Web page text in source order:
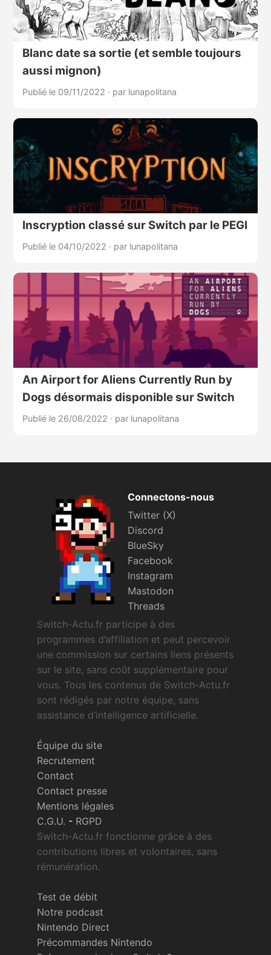
Blanc date sa sortie (et semble toujours
aussi mignon)
Publié le 09/11/2022 · par lunapolitana
Inscryption classé sur Switch par le PEGI
Publié le 04/10/2022 · par lunapolitana
An Airport for Aliens Currently Run by
Dogs désormais disponible sur Switch
Publié le 26/08/2022 · par lunapolitana
Connectons-nous
Twitter (X)
Discord
BlueSky
Facebook
Instagram
Mastodon
Threads
Switch-Actu.fr participe à des
programmes d’affiliation et peut percevoir
une commission sur certains liens présents
sur le site, sans coût supplémentaire pour
vous. Tous les contenus de Switch-Actu.fr
sont rédigés par notre équipe, sans
assistance d’intelligence artificielle.
Équipe du site
Recrutement
Contact
Contact presse
Mentions légales
C.G.U. - RGPD
Switch-Actu.fr fonctionne grâce à des
contributions libres et volontaires, sans
rémunération.
Test de débit
Notre podcast
Nintendo Direct
Précommandes Nintendo